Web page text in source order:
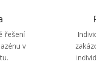
řešení
v